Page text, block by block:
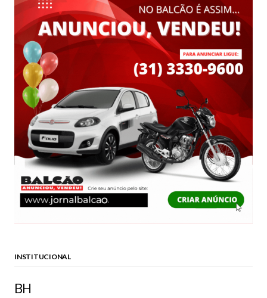
INSTITUCIONAL
BH